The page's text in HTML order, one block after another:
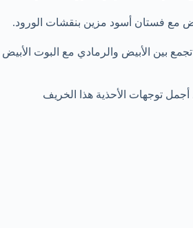
مع فستان أسود مزين بنقشات الورود.
بين الأبيض والرمادي مع البوت الأبيض
أجمل توجهات الأحذية هذا الخريف